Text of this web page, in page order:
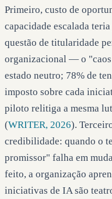
Primeiro, custo de
capacidade escalada
questão de titularidade
organizacional — o "caos
estado neutro; 78% de
imposto sobre cada
piloto relitiga a mesma
(WRITER, 2026).
credibilidade: quando o
promissor" falha em
feito, a organização
iniciativas de IA são